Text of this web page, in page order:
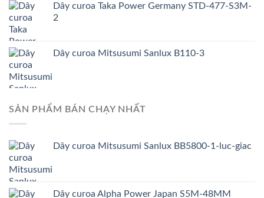
Dây curoa Taka Power Germany STD-477-S3M-
2
Dây curoa Mitsusumi Sanlux B110-3
SẢN PHẨM BÁN CHẠY NHẤT
Dây curoa Mitsusumi Sanlux BB5800-1-luc-giac
Dây curoa Alpha Power Japan S5M-48MM